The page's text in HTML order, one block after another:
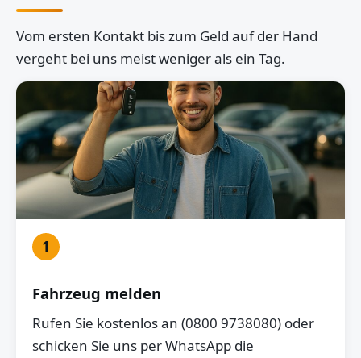
Vom ersten Kontakt bis zum Geld auf der Hand
vergeht bei uns meist weniger als ein Tag.
1
Fahrzeug melden
Rufen Sie kostenlos an (0800 9738080) oder
schicken Sie uns per WhatsApp die